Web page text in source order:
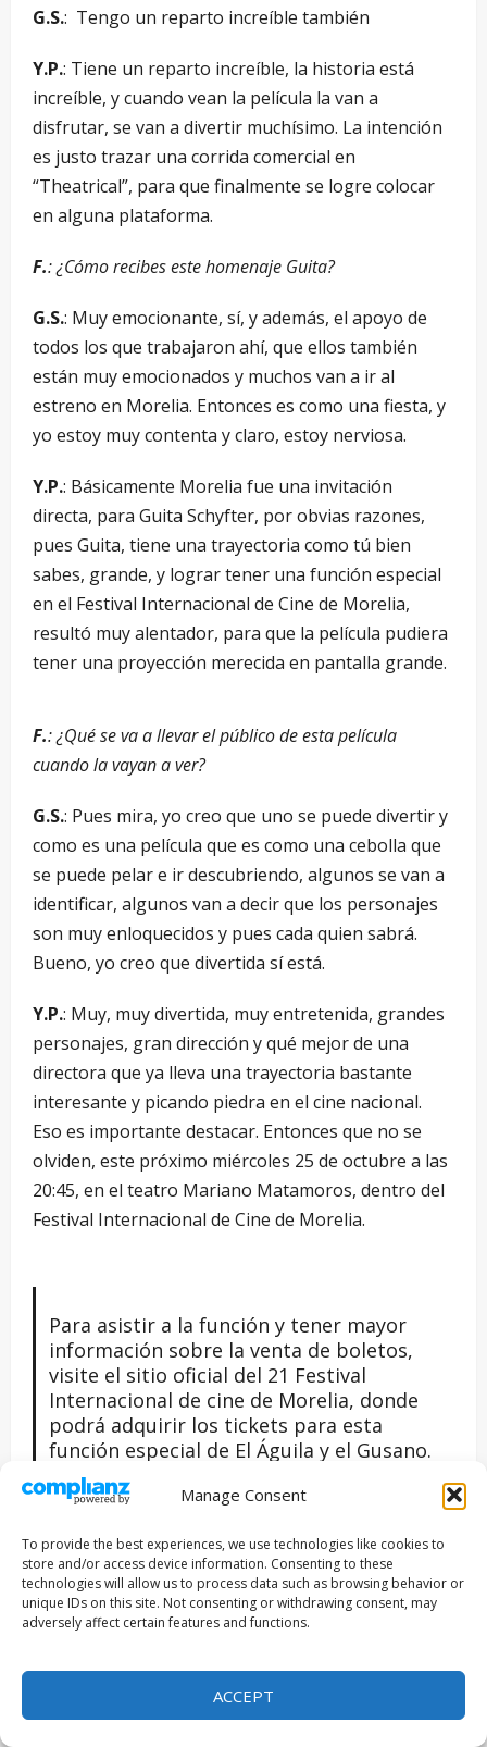
Manage Consent
To provide the best experiences, we use technologies like cookies to
store and/or access device information. Consenting to these
technologies will allow us to process data such as browsing behavior or
unique IDs on this site. Not consenting or withdrawing consent, may
adversely affect certain features and functions.
ACCEPT
G.S.: Tengo un reparto increíble también
Y.P.: Tiene un reparto increíble, la historia está
increíble, y cuando vean la película la van a
disfrutar, se van a divertir muchísimo. La intención
es justo trazar una corrida comercial en
“Theatrical”, para que finalmente se logre colocar
en alguna plataforma.
F.: ¿Cómo recibes este homenaje Guita?
G.S.: Muy emocionante, sí, y además, el apoyo de
todos los que trabajaron ahí, que ellos también
están muy emocionados y muchos van a ir al
estreno en Morelia. Entonces es como una fiesta, y
yo estoy muy contenta y claro, estoy nerviosa.
Y.P.: Básicamente Morelia fue una invitación
directa, para Guita Schyfter, por obvias razones,
pues Guita, tiene una trayectoria como tú bien
sabes, grande, y lograr tener una función especial
en el Festival Internacional de Cine de Morelia,
resultó muy alentador, para que la película pudiera
tener una proyección merecida en pantalla grande.
F.: ¿Qué se va a llevar el público de esta película
cuando la vayan a ver?
G.S.: Pues mira, yo creo que uno se puede divertir y
como es una película que es como una cebolla que
se puede pelar e ir descubriendo, algunos se van a
identificar, algunos van a decir que los personajes
son muy enloquecidos y pues cada quien sabrá.
Bueno, yo creo que divertida sí está.
Y.P.: Muy, muy divertida, muy entretenida, grandes
personajes, gran dirección y qué mejor de una
directora que ya lleva una trayectoria bastante
interesante y picando piedra en el cine nacional.
Eso es importante destacar. Entonces que no se
olviden, este próximo miércoles 25 de octubre a las
20:45, en el teatro Mariano Matamoros, dentro del
Festival Internacional de Cine de Morelia.
Para asistir a la función y tener mayor
información sobre la venta de boletos,
visite el sitio oficial del 21 Festival
Internacional de cine de Morelia, donde
podrá adquirir los tickets para esta
función especial de El Águila y el Gusano.
https://moreliafilmfest.com/peliculas/el-
aguila-y-el-gusano
Sinopsis:
La fábula arranca cuando Calixta, dueña de un
salón de belleza y spa aplica masaje a su clienta,
una guapa cuarentona, la Güera Peñaloza. Durante